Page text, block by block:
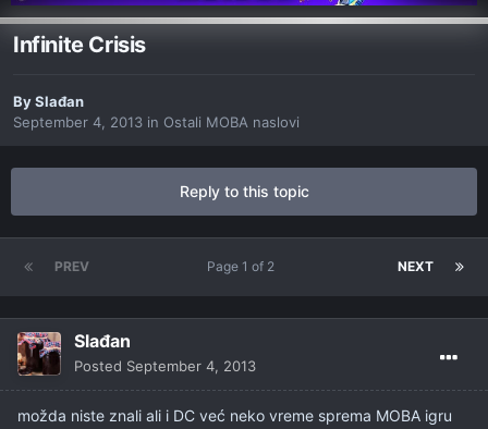
Infinite Crisis
BySlađan
September 4, 2013 in Ostali MOBA naslovi
Reply to this topic
PREV NEXT
Page 1 of 2
Slađan
Posted September 4, 2013
možda niste znali ali i DC već neko vreme sprema MOBA igru